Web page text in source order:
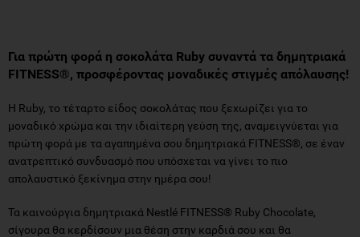
Για πρώτη φορά η σοκολάτα Ruby συναντά τα δημητριακά
FITNESS®, προσφέροντας μοναδικές στιγμές απόλαυσης!
Η Ruby, το τέταρτο είδος σοκολάτας που ξεχωρίζει για το
μοναδικό χρώμα και την ιδιαίτερη γεύση της, αναμειγνύεται για
πρώτη φορά με τα αγαπημένα σου δημητριακά FITNESS®, σε έναν
ανατρεπτικό συνδυασμό που υπόσχεται να γίνει το πιο
απολαυστικό ξεκίνημα στην ημέρα σου!
Τα καινούργια δημητριακά Nestlé FITNESS® Ruby Chocolate,
σίγουρα θα κερδίσουν μια θέση στην καρδιά σου και θα